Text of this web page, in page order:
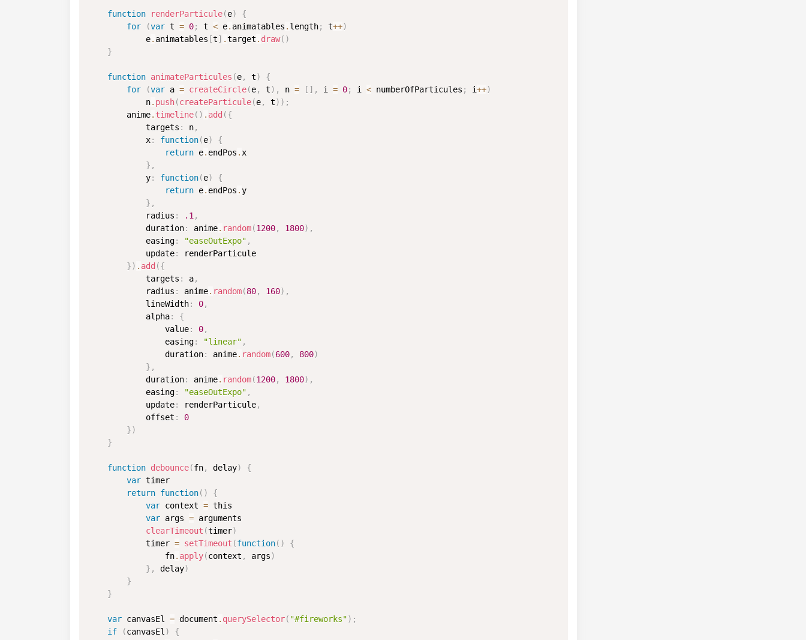
function renderParticule(e)
{
for
(var t = 0; t < e. animatables . length; t++)
            e
. animatables [t] .target . draw( )
}
function animateParticules (e, t)
{
for
(var a = createCircle(e, t) , n = [ ] , i = 0; i < numberOfParticules ; i++)
            n
. push(createParticule(e, t) ) ;
        anime
. timeline( ) . add ({
            targets
: n,
x: function(e)
{
return e. endPos . x
} ,
y: function(e)
{
return e. endPos .y
} ,
radius : .1 ,
duration: anime. random(1200, 1800) ,
easing: "easeOutExpo" ,
update:
renderParticule
}) . add ({
            targets
: a,
radius : anime. random(80, 160) ,
lineWidth: 0,
alpha:
{
                value
: 0,
easing: "linear" ,
duration: anime. random(600, 800)
} ,
duration: anime. random(1200, 1800) ,
easing: "easeOutExpo" ,
update: renderParticule,
offset :
0
})
}
function debounce(fn, delay)
{
var timer
return function( )
{
var context = this
var args = arguments
clearTimeout (timer)
            timer
= setTimeout (function( )
{
                fn
. apply(context , args)
} , delay)
}
}
var canvasEl = document . querySelector( "#fireworks") ;
if
(canvasEl )
{